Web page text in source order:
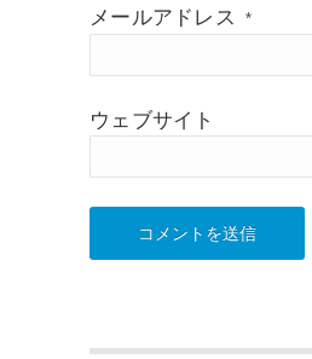
メールアドレス *
ウェブサイト